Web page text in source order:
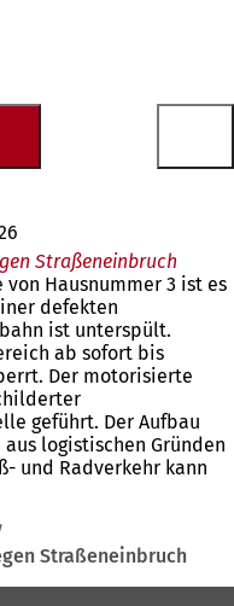
Straßeneinbruch
von Hausnummer 3 ist es
defekten
ist unterspült.
ab sofort bis
Der motorisierte
geführt. Der Aufbau
logistischen Gründen
und Radverkehr kann
Straßeneinbruch